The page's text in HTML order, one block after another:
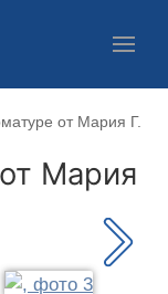
от Мария Г.
Мария